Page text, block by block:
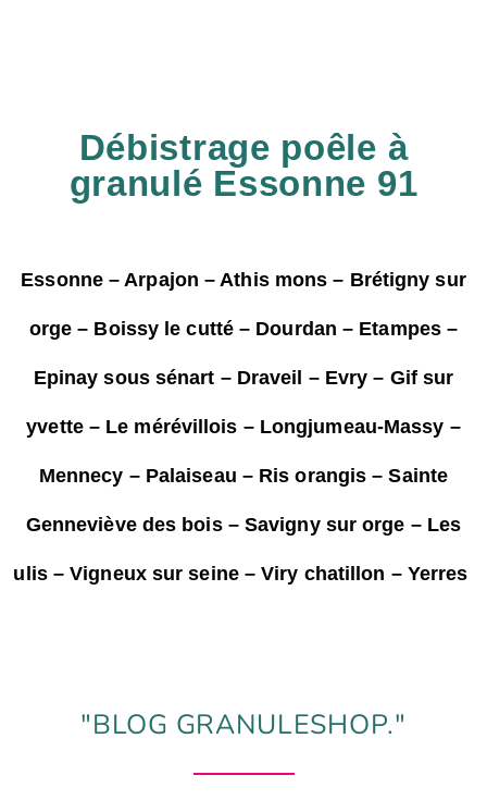
Débistrage poêle à
granulé Essonne 91
Essonne – Arpajon – Athis mons – Brétigny sur
orge – Boissy le cutté – Dourdan – Etampes –
Epinay sous sénart – Draveil – Evry – Gif sur
yvette – Le mérévillois – Longjumeau-Massy –
Mennecy – Palaiseau – Ris orangis – Sainte
Genneviève des bois – Savigny sur orge – Les
ulis – Vigneux sur seine – Viry chatillon – Yerres
"BLOG GRANULESHOP."